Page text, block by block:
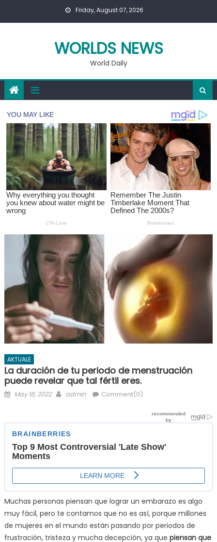
Friday, August 07, 2026
WORLDS NEWS
World Daily
AKTUALE
La duración de tu periodo de menstruación
puede revelar que tal fértil eres.
Posted
May 18, 2022 Author
admin Comment(0)
Muchas personas piensan que lograr un embarazo es algo
muy fácil, pero te contamos que no es así, porque millones
de mujeres en el mundo están pasando por periodos de
frustración, tristeza y mucha decepción, ya que piensan que